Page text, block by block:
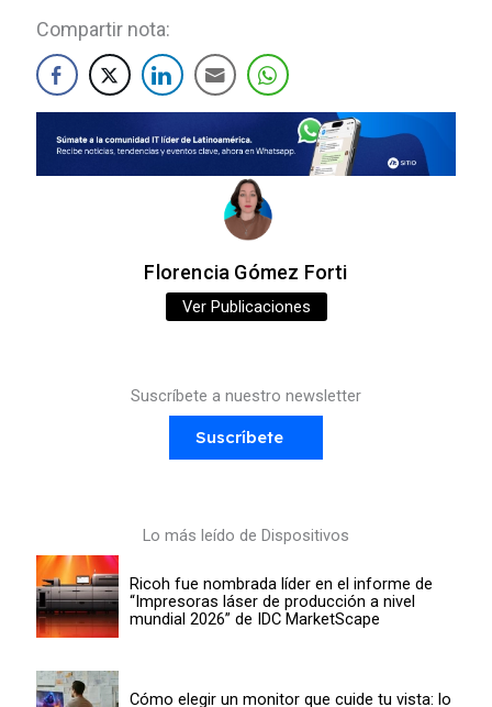
Compartir nota:
Florencia Gómez Forti
Ver Publicaciones
Suscríbete a nuestro newsletter
Suscríbete
Lo más leído de Dispositivos
Ricoh fue nombrada líder en el informe de
“Impresoras láser de producción a nivel
mundial 2026” de IDC MarketScape
Cómo elegir un monitor que cuide tu vista: lo